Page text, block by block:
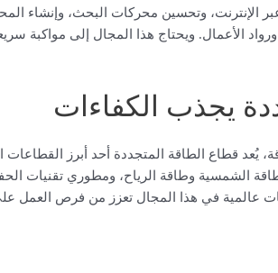
الإنترنت، وتحسين محركات البحث، وإنشاء
الأعمال. ويحتاج هذا المجال إلى مواكبة
يجذب الكفاءات
يُعد قطاع الطاقة المتجددة أحد أبرز القطاعات
الشمسية وطاقة الرياح، ومطوري تقنيات
عالمية في هذا المجال تعزز من فرص العمل